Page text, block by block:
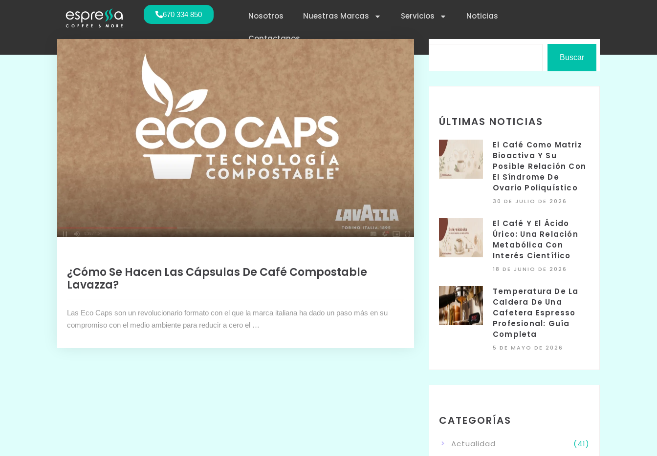
670 334 850 Nosotros Nuestras Marcas Servicios Noticias
Contactanos
¿Cómo Se Hacen Las Cápsulas De Café Compostable
Lavazza?
Las Eco Caps son un revolucionario formato con el que la marca italiana ha dado un paso más en su
compromiso con el medio ambiente para reducir a cero el …
Buscar
ÚLTIMAS NOTICIAS
El Café Como Matriz
Bioactiva Y Su
Posible Relación Con
El Síndrome De
Ovario Poliquístico
30 DE JULIO DE 2026
El Café Y El Ácido
Úrico: Una Relación
Metabólica Con
Interés Científico
18 DE JUNIO DE 2026
Temperatura De La
Caldera De Una
Cafetera Espresso
Profesional: Guía
Completa
5 DE MAYO DE 2026
CATEGORÍAS
Actualidad (41)